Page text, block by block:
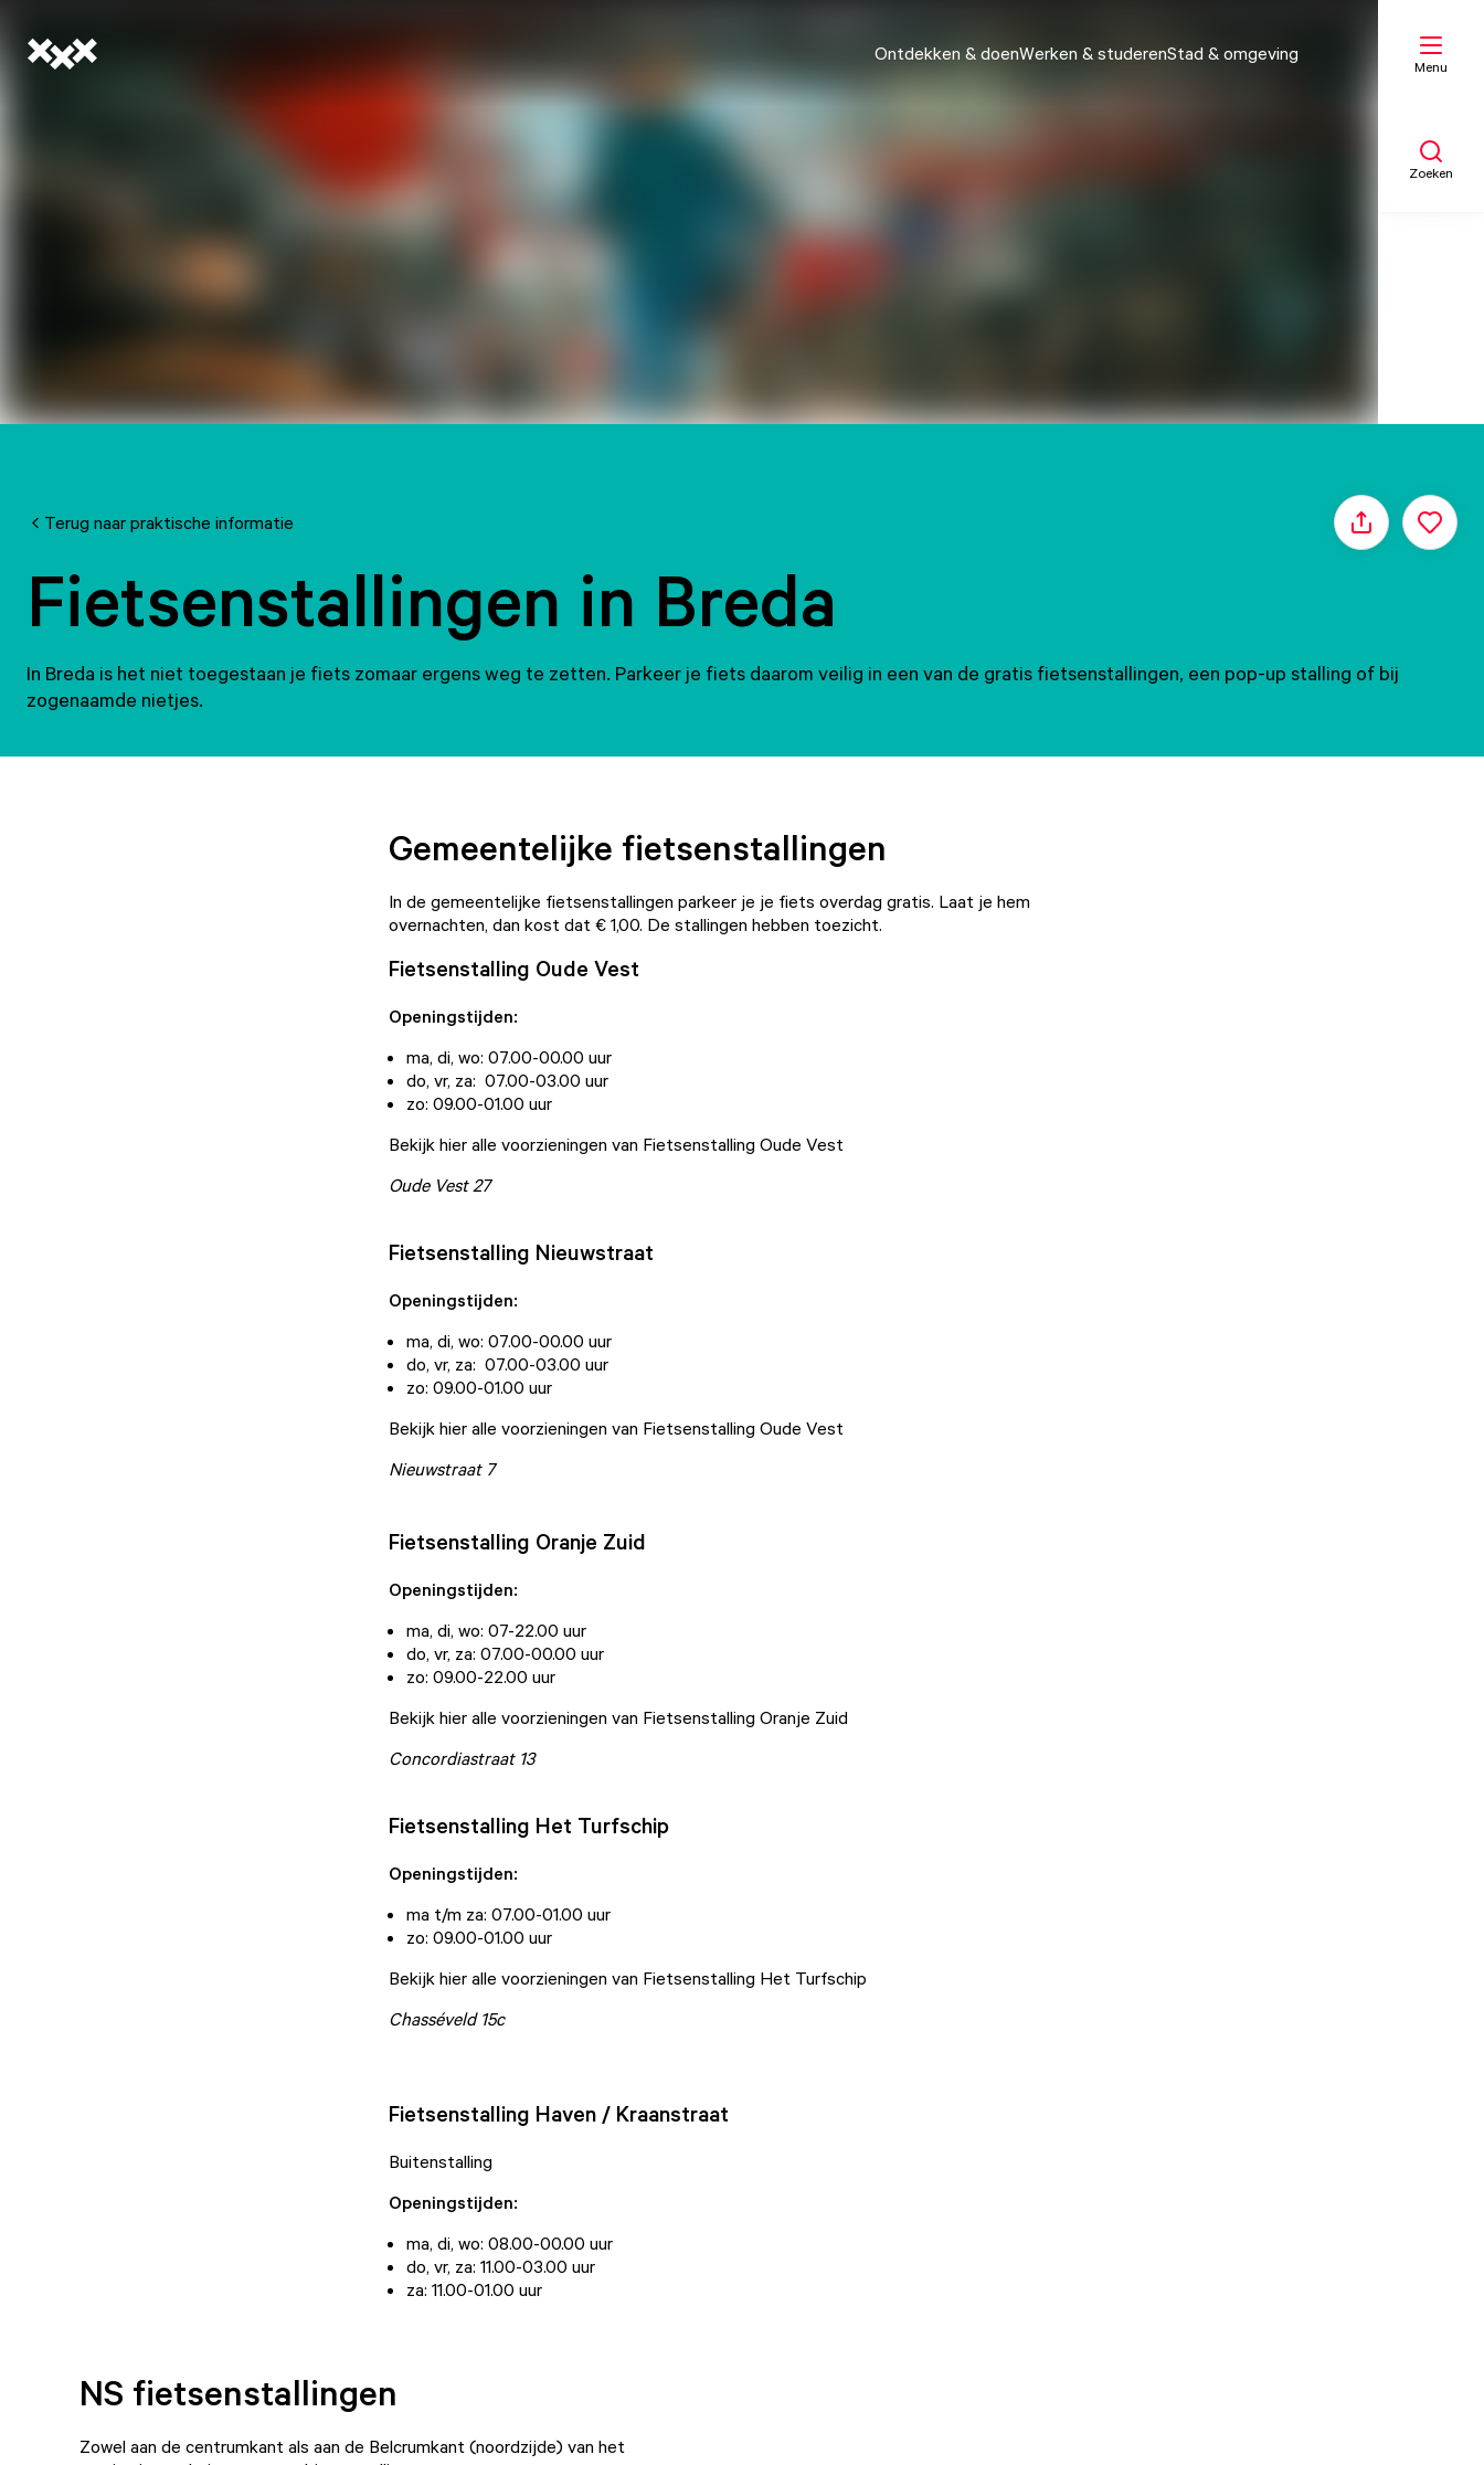
Ontdekken & doenWerken & studerenStad & omgeving
Menu
Zoeken
Terug naar praktische informatie Delen
Fietsenstallingen in Breda
In Breda is het niet toegestaan je fiets zomaar ergens weg te zetten. Parkeer je fiets daarom veilig in een van de gratis fietsenstallingen, een pop-up stalling of bij
zogenaamde nietjes.
Gemeentelijke fietsenstallingen
In de gemeentelijke fietsenstallingen parkeer je je fiets overdag gratis. Laat je hem
overnachten, dan kost dat € 1,00. De stallingen hebben toezicht.
Fietsenstalling Oude Vest
Openingstijden:
ma, di, wo: 07.00-00.00 uur
do, vr, za: 07.00-03.00 uur
zo: 09.00-01.00 uur
Bekijk hier alle voorzieningen van Fietsenstalling Oude Vest
Oude Vest 27
Fietsenstalling Nieuwstraat
Openingstijden:
ma, di, wo: 07.00-00.00 uur
do, vr, za: 07.00-03.00 uur
zo: 09.00-01.00 uur
Bekijk hier alle voorzieningen van Fietsenstalling Oude Vest
Nieuwstraat 7
Fietsenstalling Oranje Zuid
Openingstijden:
ma, di, wo: 07-22.00 uur
do, vr, za: 07.00-00.00 uur
zo: 09.00-22.00 uur
Bekijk hier alle voorzieningen van Fietsenstalling Oranje Zuid
Concordiastraat 13
Fietsenstalling Het Turfschip
Openingstijden:
ma t/m za: 07.00-01.00 uur
zo: 09.00-01.00 uur
Bekijk hier alle voorzieningen van Fietsenstalling Het Turfschip
Chasséveld 15c
Fietsenstalling Haven / Kraanstraat
Buitenstalling
Openingstijden:
ma, di, wo: 08.00-00.00 uur
do, vr, za: 11.00-03.00 uur
za: 11.00-01.00 uur
NS fietsenstallingen
Zowel aan de centrumkant als aan de Belcrumkant (noordzijde) van het